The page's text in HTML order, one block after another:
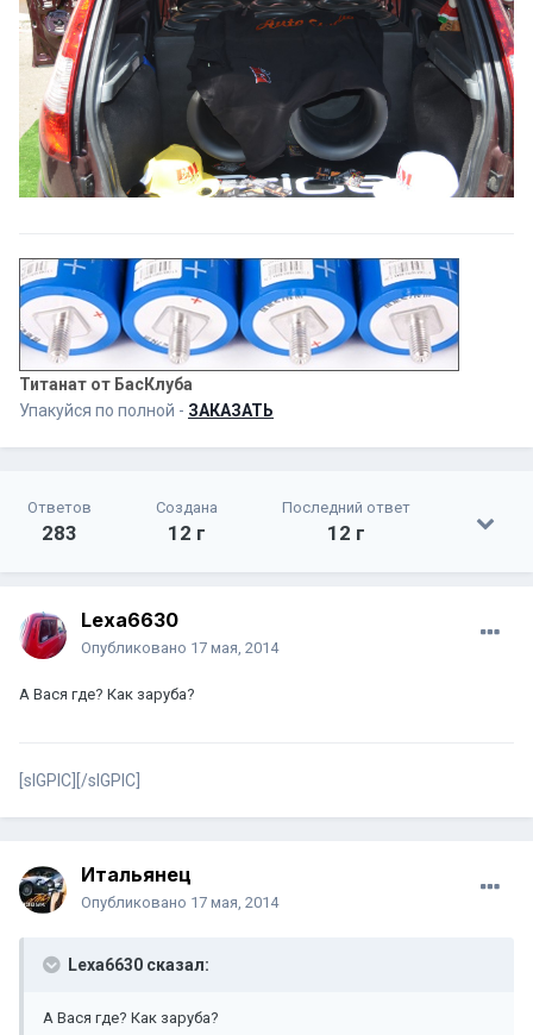
Титанат от БасКлуба
Упакуйся по полной - ЗАКАЗАТЬ
Ответов
283
Создана
12 г
Последний ответ
12 г
Lexa6630
Опубликовано 17 мая, 2014
А Вася где? Как заруба?
[sIGPIC][/sIGPIC]
Итальянец
Опубликовано 17 мая, 2014
Lexa6630 сказал:
А Вася где? Как заруба?